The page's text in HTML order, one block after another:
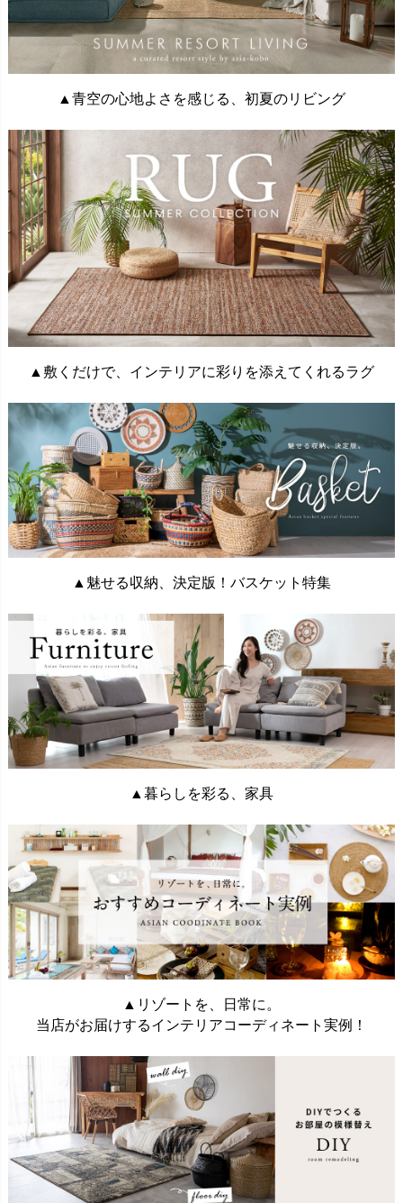
▲青空の心地よさを感じる、初夏のリビング
▲敷くだけで、インテリアに彩りを添えてくれるラグ
▲魅せる収納、決定版！バスケット特集
▲暮らしを彩る、家具
▲リゾートを、日常に。
当店がお届けするインテリアコーディネート実例！